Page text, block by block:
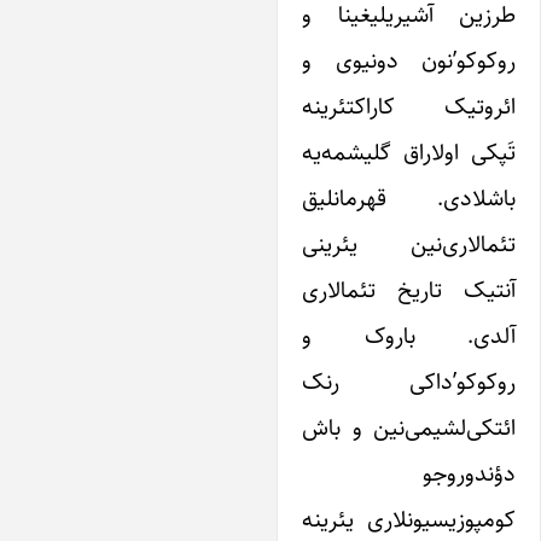
آشیریلیغینا و
دونیوی و
کاراکتئرینه
اولاراق گلیشمه‌یه
قهرمانلیق
یئرینی
تاریخ تئمالاری
باروک و
رنک
و باش
یئرینه